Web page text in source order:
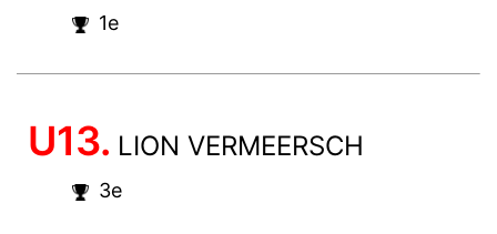
1e
U13. LION VERMEERSCH
3e